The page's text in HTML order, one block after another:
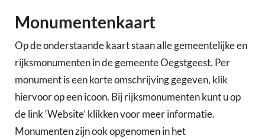
Monumentenkaart
Op de onderstaande kaart staan alle gemeentelijke en
rijksmonumenten in de gemeente Oegstgeest. Per
monument is een korte omschrijving gegeven, klik
hiervoor op een icoon. Bij rijksmonumenten kunt u op
de link ‘Website’ klikken voor meer informatie.
Monumenten zijn ook opgenomen in het